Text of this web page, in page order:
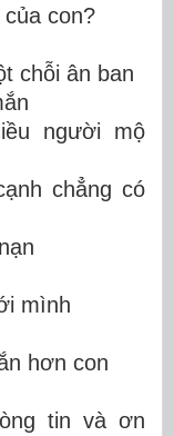
con?
chỗi ân ban
người mộ
chẳng có
mình
hơn con
tin và ơn